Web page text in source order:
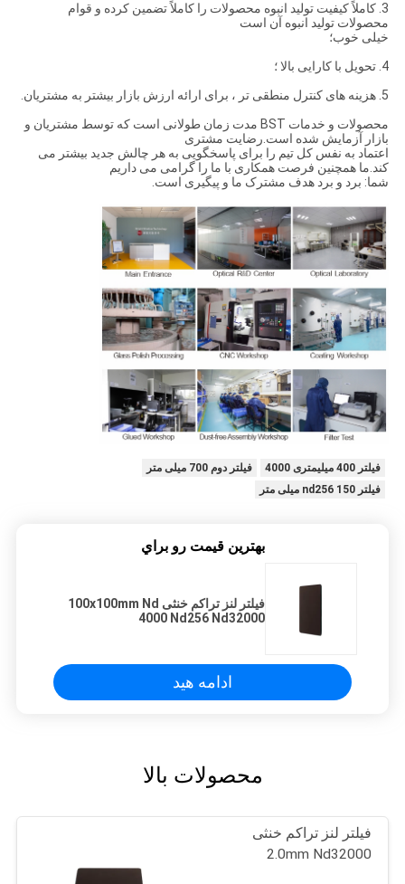
3. كاملاً كیفیت تولید انبوه محصولات را كاملاً تضمین كرده و قوام
محصولات تولید انبوه آن است
خیلی خوب؛
4. تحویل با کارایی بالا ؛
5. هزینه های کنترل منطقی تر ، برای ارائه ارزش بازار بیشتر به مشتریان.
محصولات و خدمات BST مدت زمان طولانی است که توسط مشتریان و
بازار آزمایش شده است.رضایت مشتری
اعتماد به نفس کل تیم را برای پاسخگویی به هر چالش جدید بیشتر می
کند.ما همچنین فرصت همکاری با ما را گرامی می داریم
شما: برد و برد هدف مشترک ما و پیگیری است.
فیلتر 400 میلیمتری 4000
فیلتر دوم 700 میلی متر
فیلتر nd256 150 میلی متر
بهترين قيمت رو براي
فیلتر لنز تراکم خنثی 100x100mm Nd
4000 Nd256 Nd32000
ادامه هید
محصولات بالا
فیلتر لنز تراکم خنثی
2.0mm Nd32000